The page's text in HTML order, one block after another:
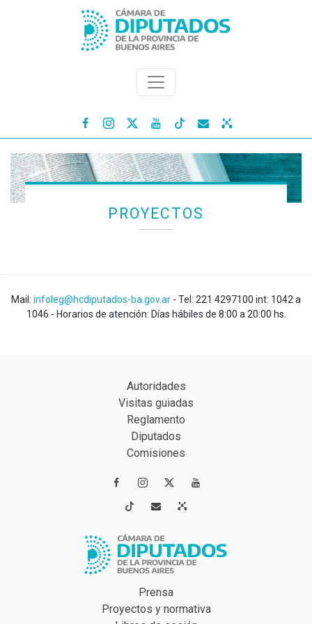
   
PROYECTOS
Mail: infoleg@hcdiputados-ba.gov.ar - Tel: 221 4297100 int: 1042 a
1046 - Horarios de atención: Días hábiles de 8:00 a 20:00 hs.
Autoridades
Visitas guiadas
Reglamento
Diputados
Comisiones
 
 
Prensa
Proyectos y normativa